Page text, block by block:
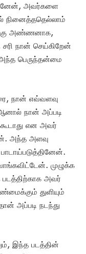
அவர்களை
நினைத்ததெல்லாம்
அண்ணனாக,
சரி நான் செய்கிறேன்
பெருந்தன்மை
நான் எவ்வளவு
நான் அப்படி
என அவர்
அந்த அளவு
முழுக்க
படத்திற்காக அவர்
துளியும்
அப்படி நடந்து
இந்த படத்தின்